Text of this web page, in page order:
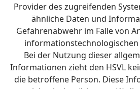
Provider des zugreifenden
ähnliche Daten und
Gefahrenabwehr im Falle von
informationstechnologischen
Bei der Nutzung dieser
Informationen zieht den HSVL
die betroffene Person. Diese